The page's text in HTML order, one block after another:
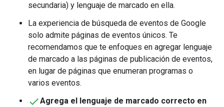
secundaria) y lenguaje de marcado en ella.
La experiencia de búsqueda de eventos de Google
solo admite páginas de eventos únicos. Te
recomendamos que te enfoques en agregar lenguaje
de marcado a las páginas de publicación de eventos,
en lugar de páginas que enumeran programas o
varios eventos.
Agrega el lenguaje de marcado correcto en